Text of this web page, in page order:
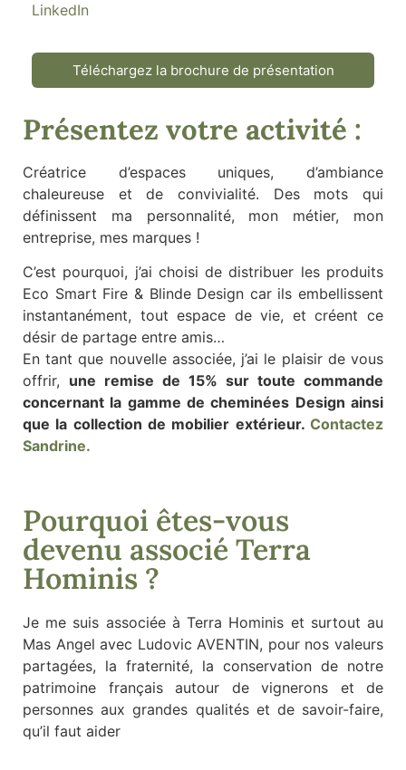
LinkedIn
Téléchargez la brochure de présentation
Présentez votre activité :
Créatrice d’espaces uniques, d’ambiance
chaleureuse et de convivialité. Des mots qui
définissent ma personnalité, mon métier, mon
entreprise, mes marques !
C’est pourquoi, j’ai choisi de distribuer les produits
Eco Smart Fire & Blinde Design car ils embellissent
instantanément, tout espace de vie, et créent ce
désir de partage entre amis…
En tant que nouvelle associée, j’ai le plaisir de vous
offrir, une remise de 15% sur toute commande
concernant la gamme de cheminées Design ainsi
que la collection de mobilier extérieur. Contactez
Sandrine.
Pourquoi êtes-vous
devenu associé Terra
Hominis ?
Je me suis associée à Terra Hominis et surtout au
Mas Angel avec Ludovic AVENTIN, pour nos valeurs
partagées, la fraternité, la conservation de notre
patrimoine français autour de vignerons et de
personnes aux grandes qualités et de savoir-faire,
qu’il faut aider